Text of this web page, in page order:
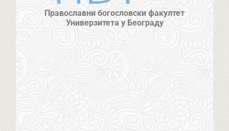
Православни богословски факултет
Универзитета у Београду